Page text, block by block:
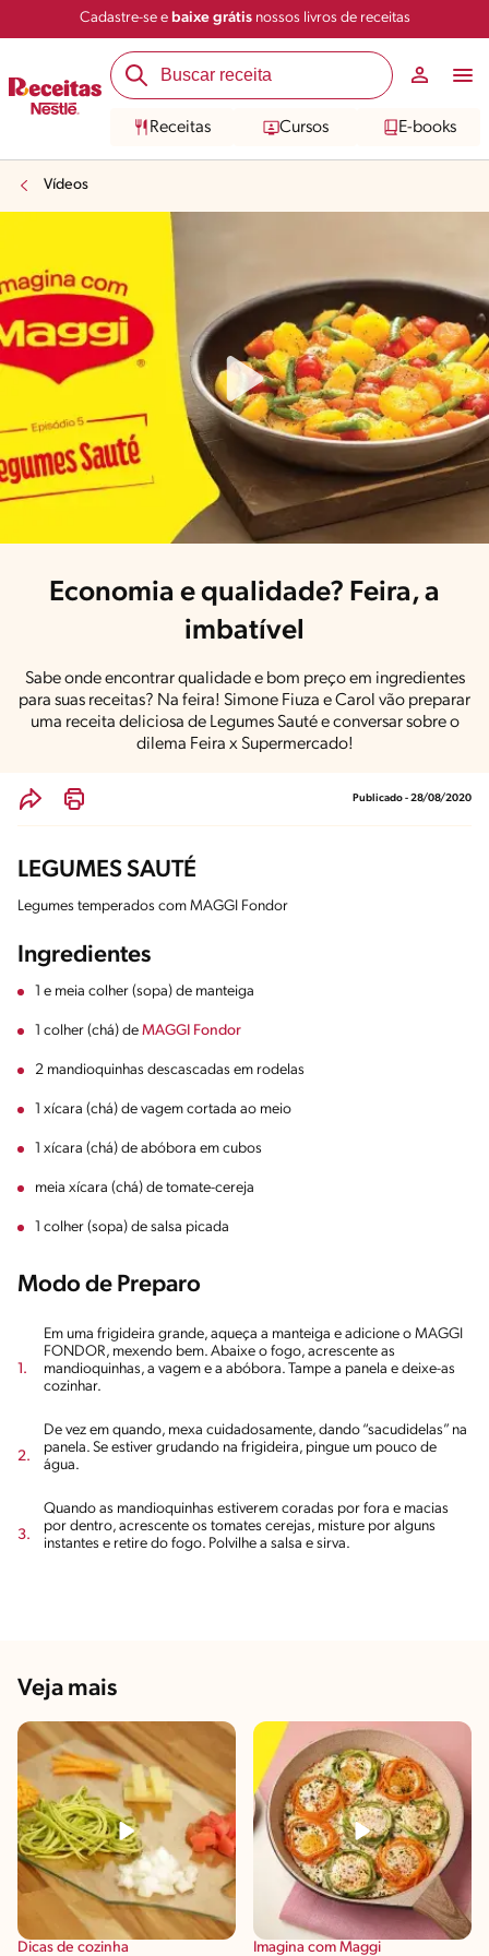
Cadastre-se e baixe grátisnossos livros de receitas
Receitas Cursos E-books
Vídeos
Economia e qualidade? Feira, a
imbatível
Sabe onde encontrar qualidade e bom preço em ingredientes
para suas receitas? Na feira! Simone Fiuza e Carol vão preparar
uma receita deliciosa de Legumes Sauté e conversar sobre o
dilema Feira x Supermercado!
Publicado - 28/08/2020
LEGUMES SAUTÉ
Legumes temperados com MAGGI Fondor
Ingredientes
1 e meia colher (sopa) de manteiga
1 colher (chá) de MAGGI Fondor
2 mandioquinhas descascadas em rodelas
1 xícara (chá) de vagem cortada ao meio
1 xícara (chá) de abóbora em cubos
meia xícara (chá) de tomate-cereja
1 colher (sopa) de salsa picada
Modo de Preparo
Em uma frigideira grande, aqueça a manteiga e adicione o MAGGI
FONDOR, mexendo bem. Abaixe o fogo, acrescente as
mandioquinhas, a vagem e a abóbora. Tampe a panela e deixe-as
cozinhar.
De vez em quando, mexa cuidadosamente, dando “sacudidelas” na
panela. Se estiver grudando na frigideira, pingue um pouco de
água.
Quando as mandioquinhas estiverem coradas por fora e macias
por dentro, acrescente os tomates cerejas, misture por alguns
instantes e retire do fogo. Polvilhe a salsa e sirva.
Veja mais
Dicas de cozinha Imagina com Maggi